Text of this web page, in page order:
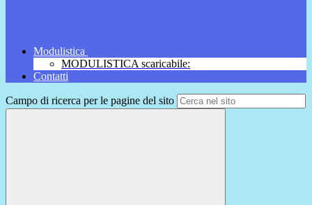
Modulistica
MODULISTICA scaricabile:
Contatti
Campo di ricerca per le pagine del sito